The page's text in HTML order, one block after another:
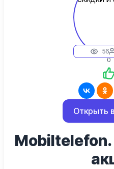
56
0
Открыть
Mobiltelefon.